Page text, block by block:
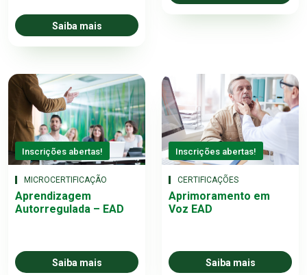
Saiba mais
Inscrições abertas!
MICROCERTIFICAÇÃO
Aprendizagem
Autorregulada – EAD
Saiba mais
Inscrições abertas!
CERTIFICAÇÕES
Aprimoramento em
Voz EAD
Saiba mais